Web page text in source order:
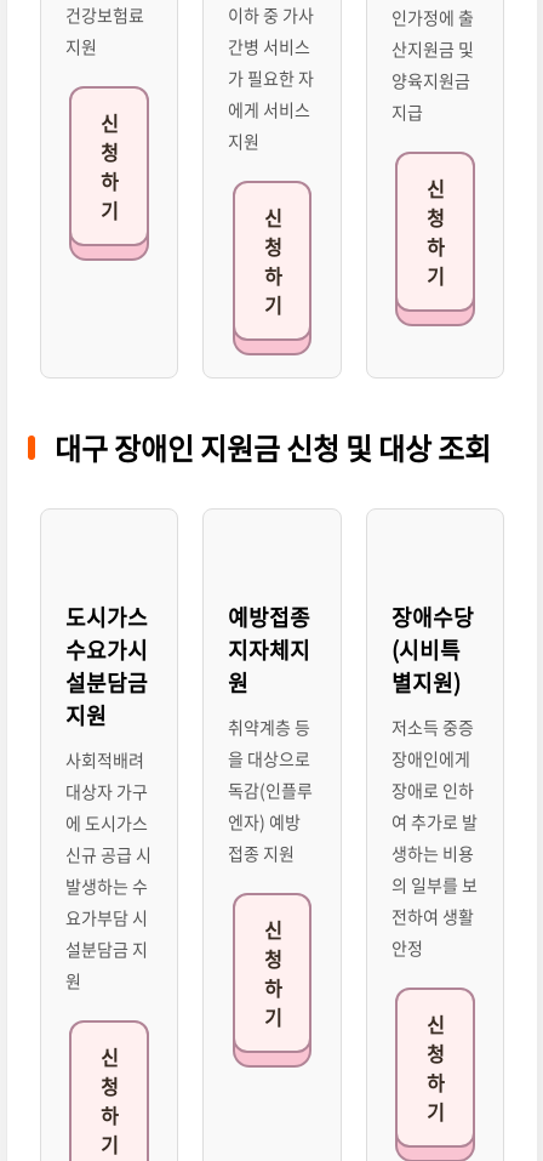
건강보험료
지원
신
청
하
기
이하 중 가사
간병 서비스
가 필요한 자
에게 서비스
지원
신
청
하
기
인가정에 출
산지원금 및
양육지원금
지급
신
청
하
기
대구 장애인 지원금 신청 및 대상 조회
도시가스
수요가시
설분담금
지원
사회적배려
대상자 가구
에 도시가스
신규 공급 시
발생하는 수
요가부담 시
설분담금 지
원
신
청
하
기
예방접종
지자체지
원
취약계층 등
을 대상으로
독감(인플루
엔자) 예방
접종 지원
신
청
하
기
장애수당
(시비특
별지원)
저소득 중증
장애인에게
장애로 인하
여 추가로 발
생하는 비용
의 일부를 보
전하여 생활
안정
신
청
하
기